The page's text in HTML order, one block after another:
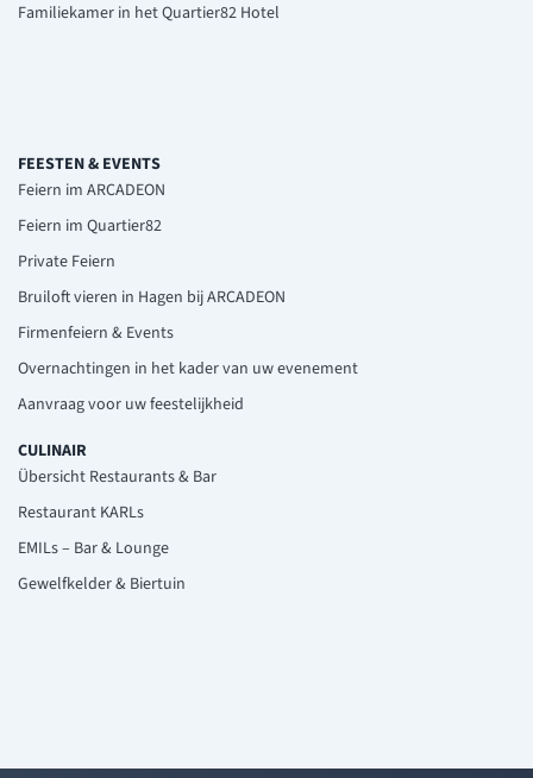
Familiekamer in het Quartier82 Hotel
FEESTEN & EVENTS
Feiern im ARCADEON
Feiern im Quartier82
Private Feiern
Bruiloft vieren in Hagen bij ARCADEON
Firmenfeiern & Events
Overnachtingen in het kader van uw evenement
Aanvraag voor uw feestelijkheid
CULINAIR
Übersicht Restaurants & Bar
Restaurant KARLs
EMILs – Bar & Lounge
Gewelfkelder & Biertuin